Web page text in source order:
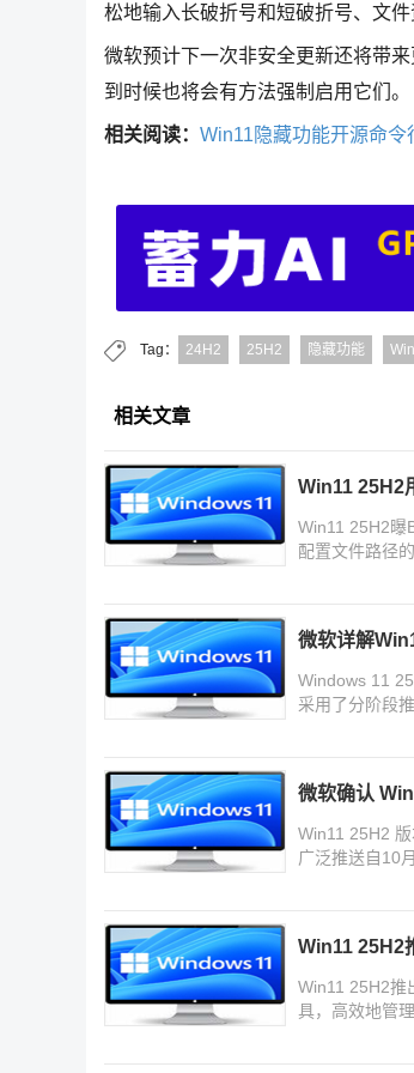
松地输入长破折号和短破折号、文
微软预计下一次非安全更新还将带
到时候也将会有方法强制启用它们。
相关阅读： Win11隐藏功能开源命令
Tag： 24H2 25H2 隐藏功能
相关文章
Win11 25H2
Win11 25H2曝
配置文件路径
微软详解
Windows 11
采用了分阶段
微软确认
Win11 25H2
广泛推送自10
Win11 25H2
Win11 25H2推
具，高效地管